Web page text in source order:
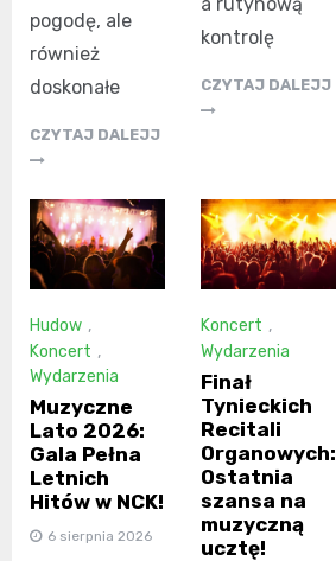
pogodę, ale
również
doskonałe
CZYTAJ DALEJJ
a rutynową
kontrolę
CZYTAJ DALEJJ
Hudow ,
Koncert ,
Wydarzenia
Muzyczne
Lato 2026:
Gala Pełna
Letnich
Hitów w NCK!
6 sierpnia 2026
Koncert ,
Wydarzenia
Finał
Tynieckich
Recitali
Organowych:
Ostatnia
szansa na
muzyczną
ucztę!